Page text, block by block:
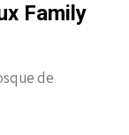
Family
de